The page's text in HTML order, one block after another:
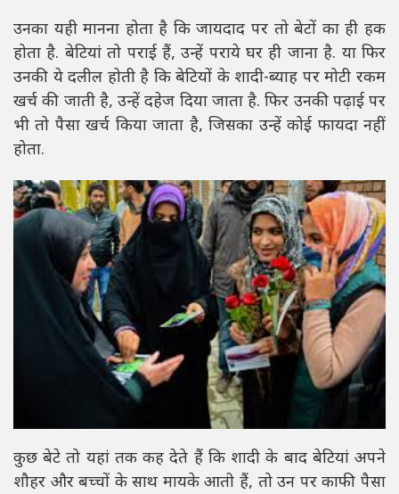
उनका यही मानना होता है कि जायदाद पर तो बेटों का ही हक
होता है. बेटियां तो पराई हैं, उन्हें पराये घर ही जाना है. या फिर
उनकी ये दलील होती है कि बेटियों के शादी-ब्याह पर मोटी रकम
खर्च की जाती है, उन्हें दहेज दिया जाता है. फिर उनकी पढ़ाई पर
भी तो पैसा खर्च किया जाता है, जिसका उन्हें कोई फायदा नहीं
होता.
कुछ बेटे तो यहां तक कह देते हैं कि शादी के बाद बेटियां अपने
शौहर और बच्चों के साथ मायके आती हैं, तो उन पर काफी पैसा